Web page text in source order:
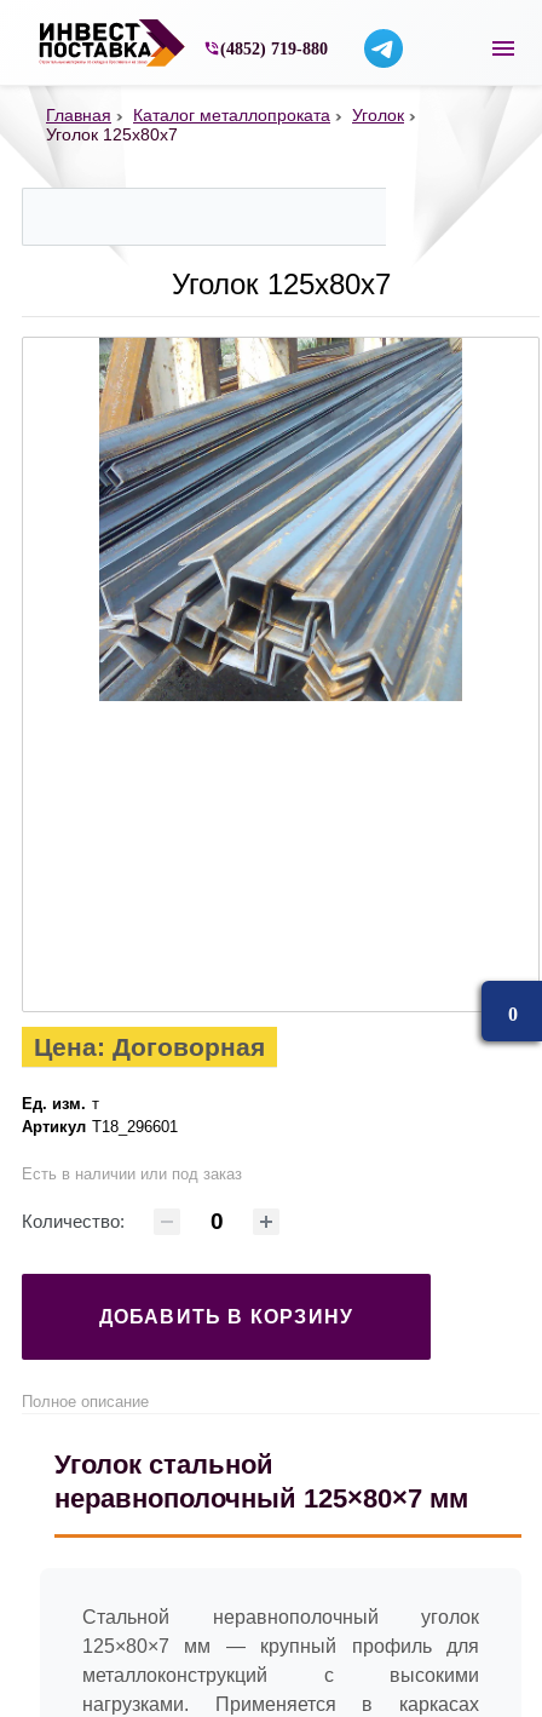
Строительные материалы со склада в
(4852) 719-880
Главная Каталог металлопроката
Уголок
Уголок 125х80х7
Уголок 125х80х7
Цена: Договорная
Ед. изм. т
Артикул Т18_296601
Есть в наличии или под заказ
Количество:
ДОБАВИТЬ В КОРЗИНУ
Полное описание
Уголок стальной
неравнополочный 125×80×7 мм
Стальной неравнополочный уголок
125×80×7 мм — крупный профиль для
металлоконструкций с высокими
нагрузками. Применяется в каркасах
0